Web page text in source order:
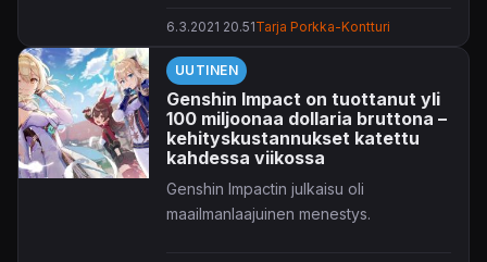
6.3.2021 20.51Tarja Porkka-Kontturi
UUTINEN
Genshin Impact on tuottanut yli
100 miljoonaa dollaria bruttona –
kehityskustannukset katettu
kahdessa viikossa
Genshin Impactin julkaisu oli
maailmanlaajuinen menestys.